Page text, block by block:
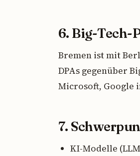
6. Big-Tech-
Bremen ist mit
DPAs gegenüber
Microsoft, Google
7.
KI-Modelle